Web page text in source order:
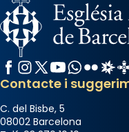
L’arquebisbe de
Josep Omella, ha
concelebrat el
Mons. David
Photo
Facebook
Instagram
X / Twitter
YouTube
WhatsApp
Flickr
Contacte i
C. del Bisbe, 5
08002 Barcelona